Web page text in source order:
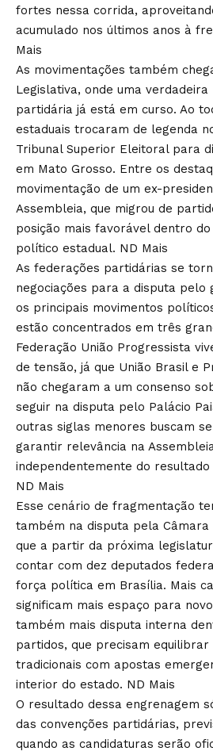
fortes nessa corrida,
acumulado nos últimos anos à
Mais
As movimentações também
Legislativa, onde uma verdadeira
partidária já está em curso. Ao
estaduais trocaram de legenda
Tribunal Superior Eleitoral para
em Mato Grosso. Entre os
movimentação de um ex-
Assembleia, que migrou de
posição mais favorável dentro do
político estadual. ND Mais
As federações partidárias se
negociações para a disputa pelo
os principais movimentos
estão concentrados em três
Federação União Progressista
de tensão, já que União Brasil e
não chegaram a um consenso
seguir na disputa pelo Palácio
outras siglas menores buscam
garantir relevância na
independentemente do
ND Mais
Esse cenário de fragmentação
também na disputa pela Câmara
que a partir da próxima
contar com dez deputados
força política em Brasília. Mais
significam mais espaço para
também mais disputa interna
partidos, que precisam equilibrar
tradicionais com apostas
interior do estado. ND Mais
O resultado dessa engrenagem
das convenções partidárias,
quando as candidaturas serão